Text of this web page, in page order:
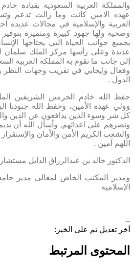
والمملكة العربية السعودية بقيادة
عهده الامين كانت وما زالت تدعم
العربية والإسلامية في مجالات عديدة
وصحية ولها جهود كبيرة ومتميزة بتوفير
بجميع جوانب الحياة التي يحتاجها
عديدة وعلى رأسها مركز الملك سلمان
إلى جانب ما تقوم به المملكة العربية
وفعال وايجابي في تقريب وجهات النظر
الدول .
حفظ الله خادم الحرمين الشريفين
وولي عهده الأمين، وحفظ الله جنودنا
كل شر وسوء الذين يدافعون عن الدين
ونصرهم على اعدائهم, وأسأل الله أن
والشعب الكريم الأمن والأمان
اللهم آمين .
الدكتور خالد بن عبدالرزاق الدايل مستشار
ومدير المكتب الخاص لمعالي مدير
الإسلامية
--
آخر تعديل تم على الخبر:
المحتوى المرتبط